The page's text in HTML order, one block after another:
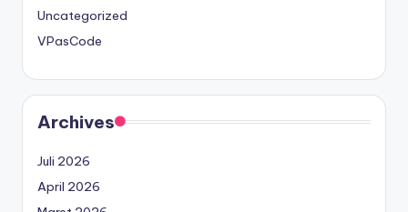
Uncategorized
VPasCode
Archives
Juli 2026
April 2026